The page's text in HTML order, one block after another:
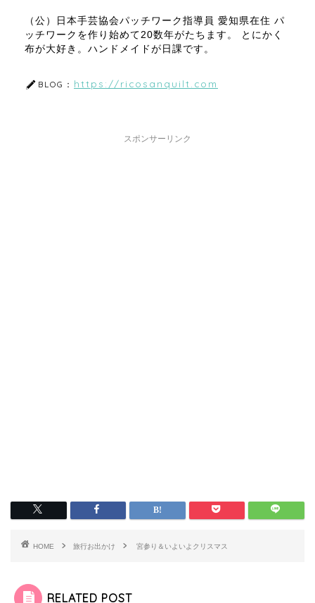
（公）日本手芸協会パッチワーク指導員 愛知県在住 パ
ッチワークを作り始めて20数年がたちます。 とにかく
布が大好き。ハンドメイドが日課です。
BLOG： https://ricosanquilt.com
スポンサーリンク
HOME 旅行お出かけ 宮参り＆いよいよクリスマス
RELATED POST